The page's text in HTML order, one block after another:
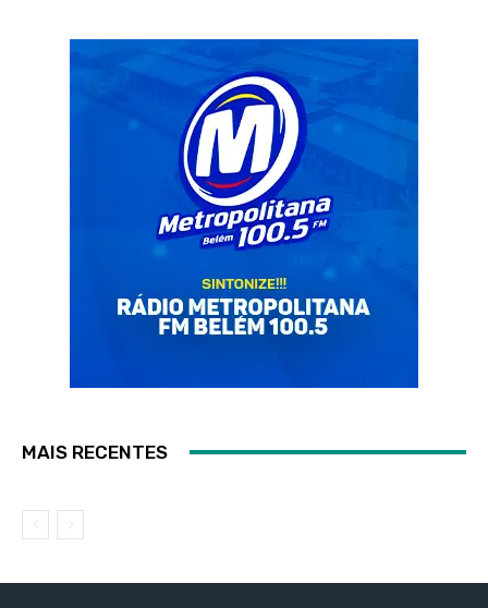
MAIS RECENTES